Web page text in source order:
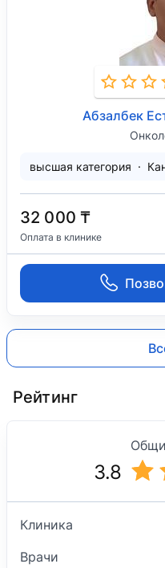
Абзалбек
высшая категория
32 000 ₸
Оплата в клинике
Рейтинг
3.8
Клиника
Врачи